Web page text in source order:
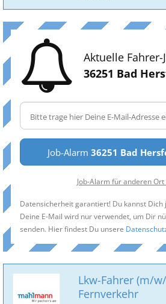
Aktuelle
36251 Bad
Job-Alarm 36251 Bad
Job-Alarm für anderen Ort
Datensicherheit garantiert! Du kannst
Deine E-Mail wird nur verwendet, um Dir
senden. Hier findest Du unsere
Lkw-Fahrer (m/
Fernverkehr